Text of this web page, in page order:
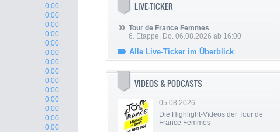
0:00
0:00
0:00
0:00
0:00
0:00
0:00
0:00
0:00
0:00
0:00
0:00
0:00
0:00
LIVE-TICKER
Tour de France Femmes
6. Etappe, Do. 06.08.2026 ab 16:00
Alle Live-Ticker im Überblick
VIDEOS & PODCASTS
05.08.2026
Die Highlight-Videos der Tour de
France Femmes